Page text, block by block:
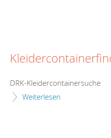
DRK-Kleidercontainersuche
Weiterlesen